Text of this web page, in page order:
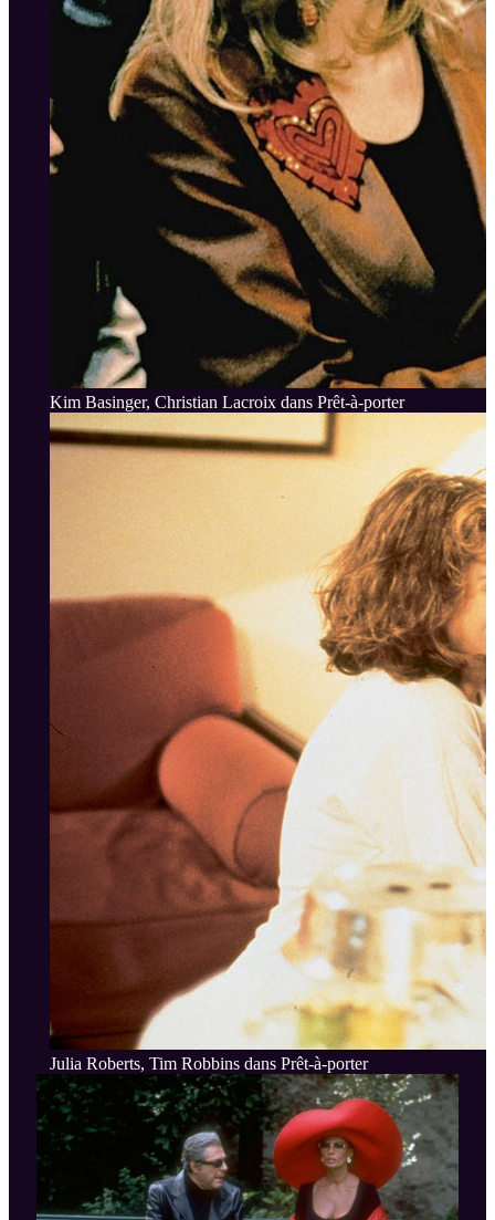
Kim Basinger, Christian Lacroix dans Prêt-à-porter
Julia Roberts, Tim Robbins dans Prêt-à-porter